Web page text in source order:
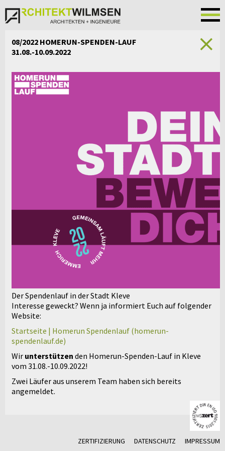
08/2022 HOMERUN-SPENDEN-LAUF
31.08.-10.09.2022
Der Spendenlauf in der Stadt Kleve
Interesse geweckt? Wenn ja informiert Euch auf folgender
Website:
Startseite | Homerun Spendenlauf (homerun-
spendenlauf.de)
Wir unterstützen den Homerun-Spenden-Lauf in Kleve
vom 31.08.-10.09.2022!
Zwei Läufer aus unserem Team haben sich bereits
angemeldet.
ZERTIFIZIERUNG DATENSCHUTZ IMPRESSUM